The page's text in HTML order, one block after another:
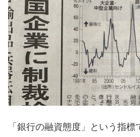
「銀行の融資態度」という指